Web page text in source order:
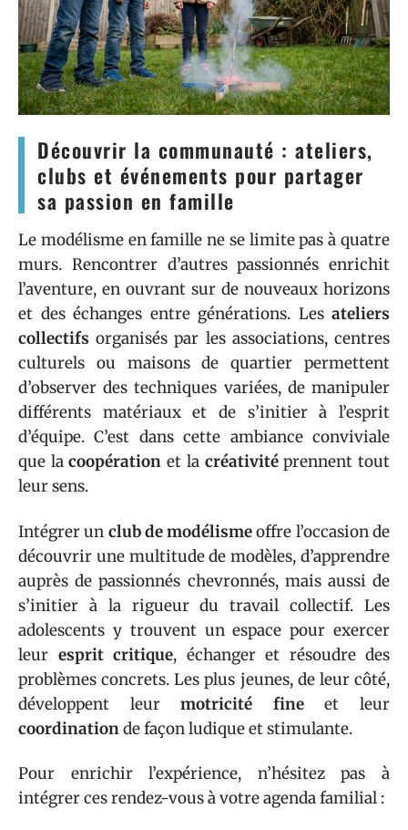
Découvrir la communauté : ateliers,
clubs et événements pour partager
sa passion en famille
Le modélisme en famille ne se limite pas à quatre
murs. Rencontrer d’autres passionnés enrichit
l’aventure, en ouvrant sur de nouveaux horizons
et des échanges entre générations. Les ateliers
collectifs organisés par les associations, centres
culturels ou maisons de quartier permettent
d’observer des techniques variées, de manipuler
différents matériaux et de s’initier à l’esprit
d’équipe. C’est dans cette ambiance conviviale
que lacoopération et la créativitéprennent tout
leur sens.
Intégrer un club de modélismeoffre l’occasion de
découvrir une multitude de modèles, d’apprendre
auprès de passionnés chevronnés, mais aussi de
s’initier à la rigueur du travail collectif. Les
adolescents y trouvent un espace pour exercer
leur esprit critique, échanger et résoudre des
problèmes concrets. Les plus jeunes, de leur côté,
développent leurmotricité fineet leur
coordinationde façon ludique et stimulante.
Pour enrichir l’expérience, n’hésitez pas à
intégrer ces rendez-vous à votre agenda familial :